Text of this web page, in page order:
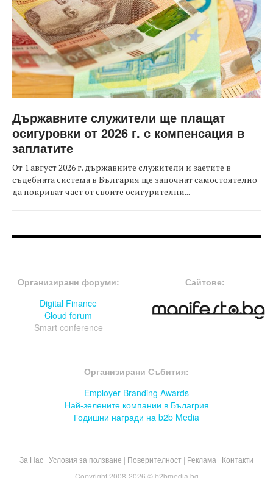
Държавните служители ще плащат
осигуровки от 2026 г. с компенсация в
заплатите
От 1 август 2026 г. държавните служители и заетите в
съдебната система в България ще започнат самостоятелно
да покриват част от своите осигурителни...
Организирани форуми:
Digital Finance
Cloud forum
Smart conference
Сайтове:
Организирани Събития:
Employer Branding Awards
Най-зелените компании в Бълагрия
Годишни награди на b2b Media
За Нас | Условия за ползване | Поверителност | Реклама | Контакти
Copyright 2008-2026 © b2bmedia.bg